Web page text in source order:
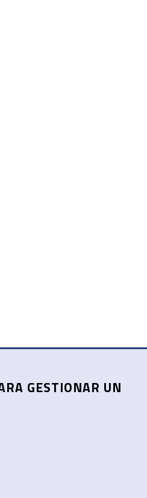
GESTIONAR UN